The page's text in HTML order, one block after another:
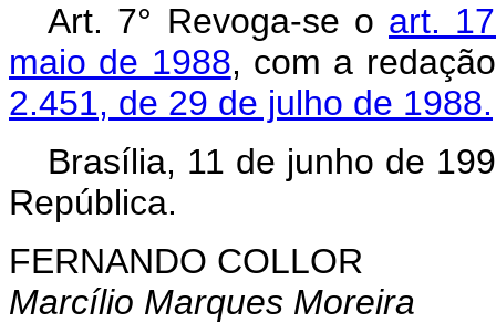
Art. 7° Revoga-se o art.
maio de 1988, com a
2.451, de 29 de julho de 1988.
Brasília, 11 de junho de
República.
FERNANDO COLLOR
Marcílio Marques Moreira